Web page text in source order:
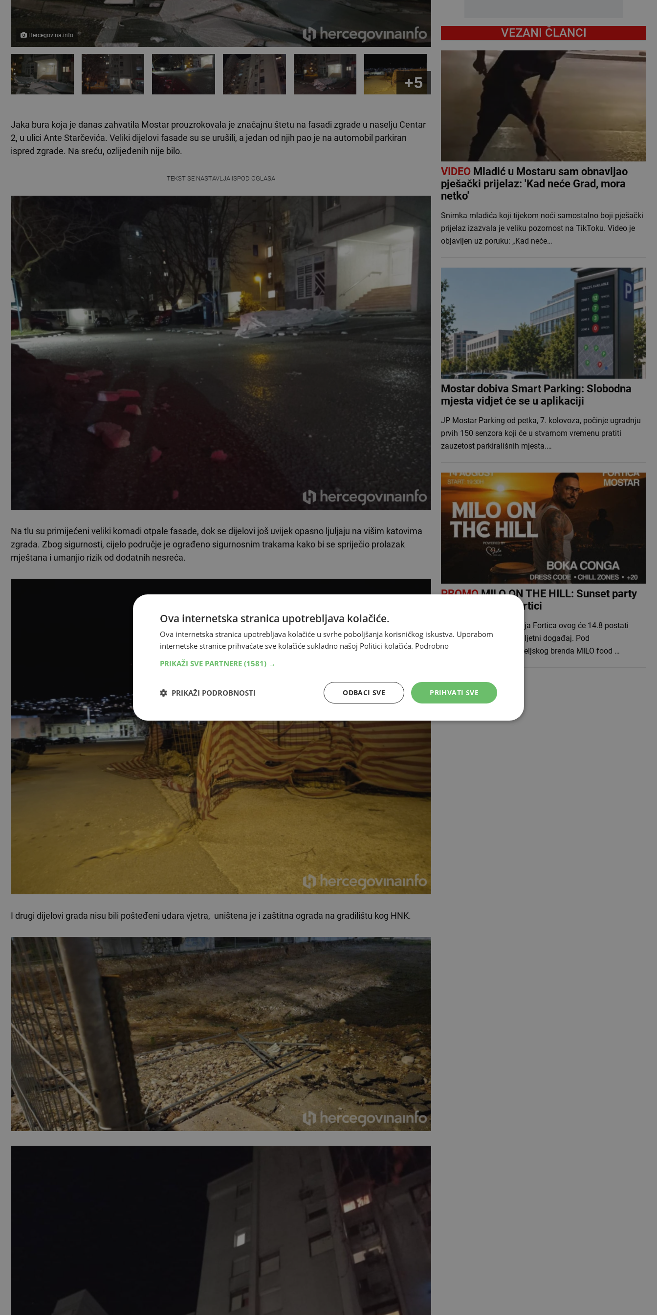
Hercegovina.info
+5
Jaka bura koja je danas zahvatila Mostar prouzrokovala je značajnu štetu na fasadi zgrade u naselju Centar
2, u ulici Ante Starčevića. Veliki dijelovi fasade su se urušili, a jedan od njih pao je na automobil parkiran
ispred zgrade. Na sreću, ozlijeđenih nije bilo.
TEKST SE NASTAVLJA ISPOD OGLASA
Na tlu su primijećeni veliki komadi otpale fasade, dok se dijelovi još uvijek opasno ljuljaju na višim katovima
zgrada. Zbog sigurnosti, cijelo područje je ograđeno sigurnosnim trakama kako bi se spriječio prolazak
mještana i umanjio rizik od dodatnih nesreća.
I drugi dijelovi grada nisu bili pošteđeni udara vjetra, uništena je i zaštitna ograda na gradilištu kog HNK.
VEZANI ČLANCI
VIDEOMladić u Mostaru sam obnavljao
pješački prijelaz: 'Kad neće Grad, mora
netko'
Snimka mladića koji tijekom noći samostalno boji pješački
prijelaz izazvala je veliku pozornost na TikToku. Video je
objavljen uz poruku: „Kad neće…
Mostar dobiva Smart Parking: Slobodna
mjesta vidjet će se u aplikaciji
JP Mostar Parking od petka, 7. kolovoza, počinje ugradnju
prvih 150 senzora koji će u stvarnom vremenu pratiti
zauzetost parkirališnih mjesta.…
PROMOMILO ON THE HILL: Sunset party
na mostarskoj Fortici
Kultna mostarska lokacija Fortica ovog će 14.8 postati
pozornica za jedinstven ljetni događaj. Pod
pokroviteljstvom ugostiteljskog brenda MILO food …
Ova internetska stranica upotrebljava kolačiće.
Ova internetska stranica upotrebljava kolačiće u svrhe poboljšanja korisničkog iskustva. Uporabom
internetske stranice prihvaćate sve kolačiće sukladno našoj Politici kolačića. Podrobno
PRIKAŽI SVE PARTNERE (1581) →
PRIHVATI SVE
ODBACI SVE
PRIKAŽI PODROBNOSTI